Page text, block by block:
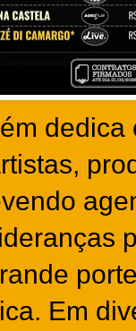
Em